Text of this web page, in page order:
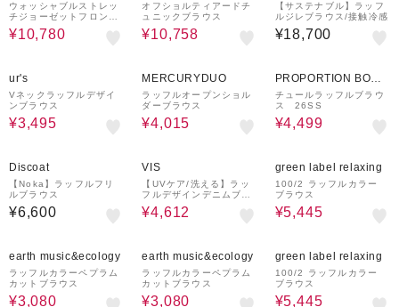
ウォッシャブルストレッ
チジョーゼットフロント
ラッフルブラウス
¥10,780
オフショルティアードチ
ュニックブラウス
¥10,758
【サステナブル】ラッフ
ルジレブラウス/接触冷感
¥18,700
ur's
Vネックラッフルデザイ
ンブラウス
¥3,495
MERCURYDUO
ラッフルオープンショル
ダーブラウス
¥4,015
PROPORTION BODY
DRESSING
チュールラッフルブラウ
ス 26SS
¥4,499
Discoat
【Noka】ラッフルフリ
ルブラウス
¥6,600
VIS
【UVケア/洗える】ラッ
フルデザインデニムブラ
ウス
¥4,612
green label relaxing
100/2 ラッフルカラー
ブラウス
¥5,445
earth music&ecology
ラッフルカラーペプラム
カットブラウス
¥3,080
earth music&ecology
ラッフルカラーペプラム
カットブラウス
¥3,080
green label relaxing
100/2 ラッフルカラー
ブラウス
¥5,445